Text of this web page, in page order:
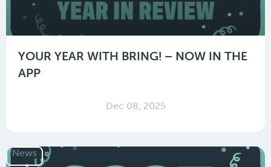
YOUR YEAR WITH BRING! – NOW IN THE
APP
Dec 08, 2025
News